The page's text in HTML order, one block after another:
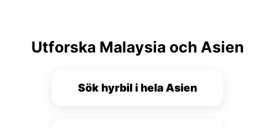
Utforska Malaysia och Asien
Sök hyrbil i hela Asien